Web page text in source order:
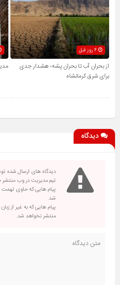
4 روز قبل
از بحران آب تا بحران پشه؛ هشدار جدی
برای شرق کرمانشاه
دیدگاه
دیدگاه های ارسال شده
تیم مدیریت در وب
پیام هایی که حاوی تهمت
شد.
پیام هایی که به غیر از
منتشر نخواهد شد.